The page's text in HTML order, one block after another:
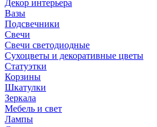
Декор интерьера
Вазы
Подсвечники
Свечи
Свечи светодиодные
Сухоцветы и декоративные цветы
Статуэтки
Корзины
Шкатулки
Зеркала
Мебель и свет
Лампы